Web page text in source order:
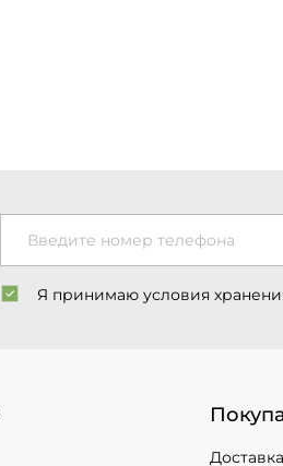
Введите номер телефона
Я принимаю условия